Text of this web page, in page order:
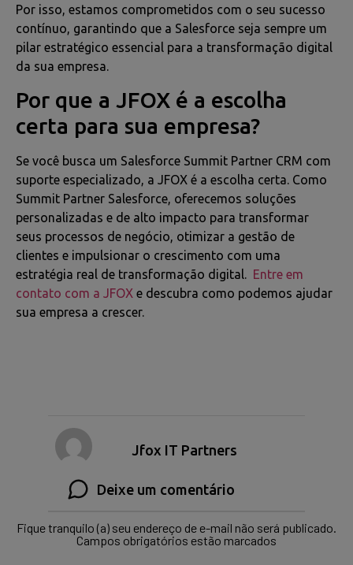
Por isso, estamos comprometidos com o seu sucesso
contínuo, garantindo que a Salesforce seja sempre um
pilar estratégico essencial para a transformação digital
da sua empresa.
Por que a JFOX é a escolha
certa para sua empresa?
Se você busca um Salesforce Summit Partner CRM com
suporte especializado, a JFOX é a escolha certa. Como
Summit Partner Salesforce, oferecemos soluções
personalizadas e de alto impacto para transformar
seus processos de negócio, otimizar a gestão de
clientes e impulsionar o crescimento com uma
estratégia real de transformação digital. Entre em
contato com a JFOX e descubra como podemos ajudar
sua empresa a crescer.
Jfox IT Partners
Deixe um comentário
Fique tranquilo (a) seu endereço de e-mail não será publicado.
Campos obrigatórios estão marcados